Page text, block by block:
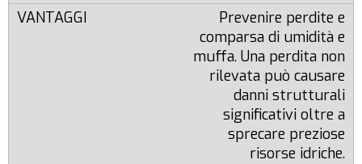
Prevenire perdite e
comparsa di umidità e
muffa. Una perdita non
rilevata può causare
danni strutturali
significativi oltre a
sprecare preziose
risorse idriche.